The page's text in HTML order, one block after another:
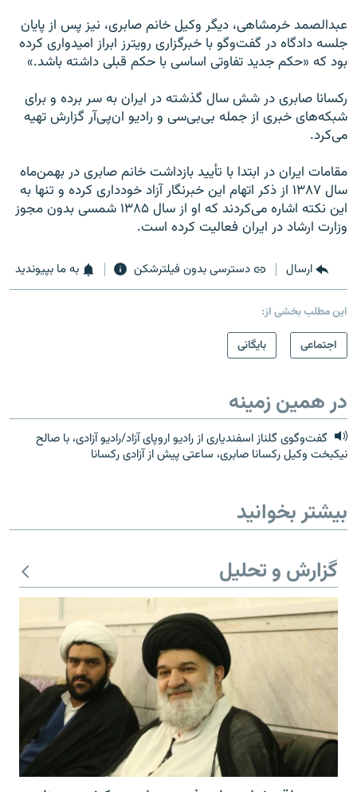
عبدالصمد خرمشاهی، دیگر وکیل خانم صابری، نیز پس از پایان
جلسه دادگاه در گفت‌وگو با خبرگزاری رویترز ابراز امیدواری کرده
بود که «حکم جدید تفاوتی اساسی با حکم قبلی داشته باشد.»
ركسانا صابرى در شش سال گذشته در ايران به سر برده و براى
شبكه‌هاى خبرى از جمله بى‌بى‌سى و راديو ان‌پى‌آر گزارش تهيه
مى‌كرد.
مقامات ایران در ابتدا با تأیید بازداشت خانم صابری در بهمن‌ماه
سال ۱۳۸۷ از ذکر اتهام این خبرنگار آزاد خودداری کرده و تنها به
این نکته اشاره می‌کردند که او از سال ۱۳۸۵ شمسی بدون مجوز
وزارت ارشاد در ایران فعالیت کرده است.
ارسال دسترسی بدون فیلترشکن به ما بپیوندید
این مطلب بخشی از:
اجتماعی
بایگانی
در همین زمینه
گفت‌وگوی گلناز اسفندیاری از رادیو اروپای آزاد/رادیو آزادی، با صالح
نیکبخت وکیل رکسانا صابری، ساعتی پیش از آزادی رکسانا
بیشتر بخوانید
گزارش و تحلیل